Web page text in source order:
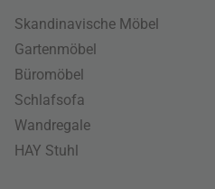
Skandinavische Möbel
Gartenmöbel
Büromöbel
Schlafsofa
Wandregale
HAY Stuhl